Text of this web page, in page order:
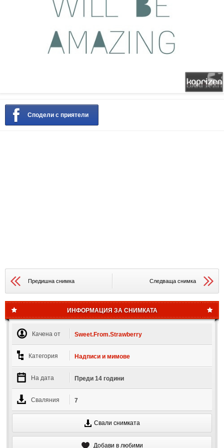
Сподели с приятели
Предишна снимка Следваща снимка
ИНФОРМАЦИЯ ЗА СНИМКАТА
Качена от Sweet.From.Strawberry
Категория Надписи и мимове
На дата Преди 14 години
Сваляния 7
Свали снимката
Добави в любими